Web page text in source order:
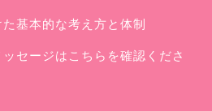
基本的な考え方と体制
セージはこちらを確認くださ